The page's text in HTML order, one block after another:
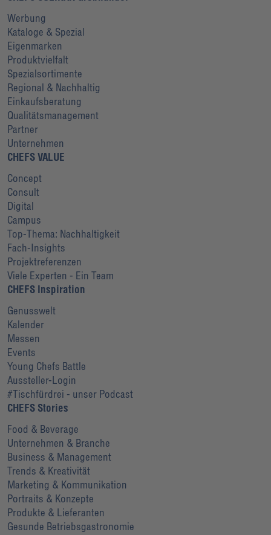
Werbung
Kataloge & Spezial
Eigenmarken
Produktvielfalt
Spezialsortimente
Regional & Nachhaltig
Einkaufsberatung
Qualitätsmanagement
Partner
Unternehmen
CHEFS VALUE
Concept
Consult
Digital
Campus
Top-Thema: Nachhaltigkeit
Fach-Insights
Projektreferenzen
Viele Experten - Ein Team
CHEFS Inspiration
Genusswelt
Kalender
Messen
Events
Young Chefs Battle
Aussteller-Login
#Tischfürdrei - unser Podcast
CHEFS Stories
Food & Beverage
Unternehmen & Branche
Business & Management
Trends & Kreativität
Marketing & Kommunikation
Portraits & Konzepte
Produkte & Lieferanten
Gesunde Betriebsgastronomie